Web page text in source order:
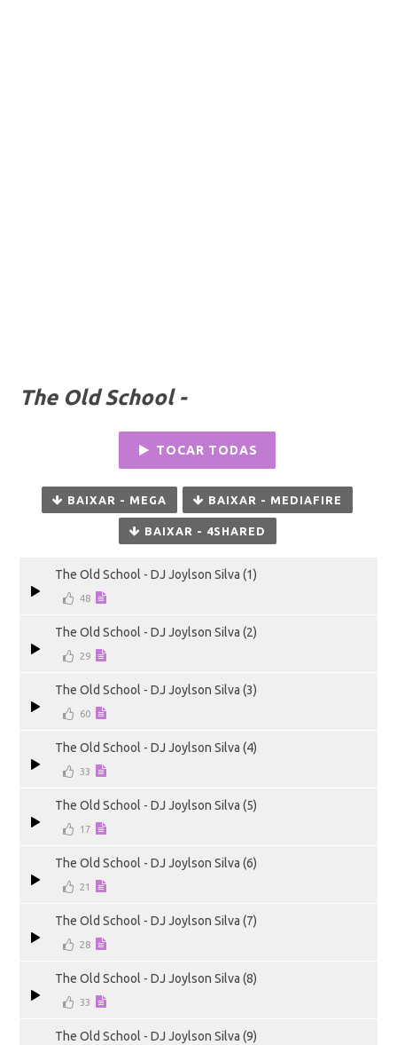
The Old School -
TOCAR TODAS
BAIXAR - MEGA BAIXAR - MEDIAFIRE
BAIXAR - 4SHARED
The Old School - DJ Joylson Silva (1)
48
The Old School - DJ Joylson Silva (2)
29
The Old School - DJ Joylson Silva (3)
60
The Old School - DJ Joylson Silva (4)
33
The Old School - DJ Joylson Silva (5)
17
The Old School - DJ Joylson Silva (6)
21
The Old School - DJ Joylson Silva (7)
28
The Old School - DJ Joylson Silva (8)
33
The Old School - DJ Joylson Silva (9)